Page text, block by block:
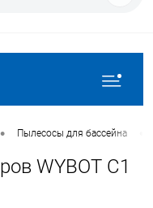
• Пылесосы для бассейна
WYBOT С1